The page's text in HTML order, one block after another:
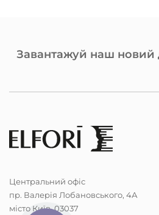
Завантажуй наш новий
Центральний офіс
пр. Валерія Лобановського, 4А
місто Київ, 03037